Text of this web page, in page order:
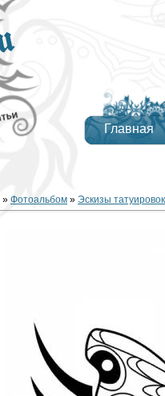
Главная
» Фотоальбом » Эскизы татуировок